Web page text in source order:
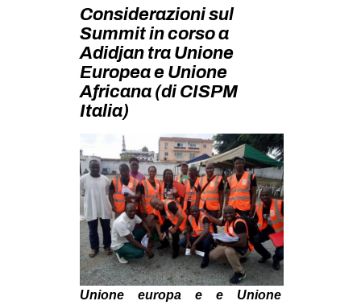
STUDENTI TSUNAMI
ZAM
MILANO
MOBILITAZIONI
SPORT POPOLARE
MOVIMENTI
AMBIENTE
ANTIFASCISMO
DIRITTO ALL’ABITARE
GENERI
Considerazioni sul
Summit in corso a
Adidjan tra Unione
Europea e Unione
Africana (di CISPM
Italia)
Unione europa e e Unione